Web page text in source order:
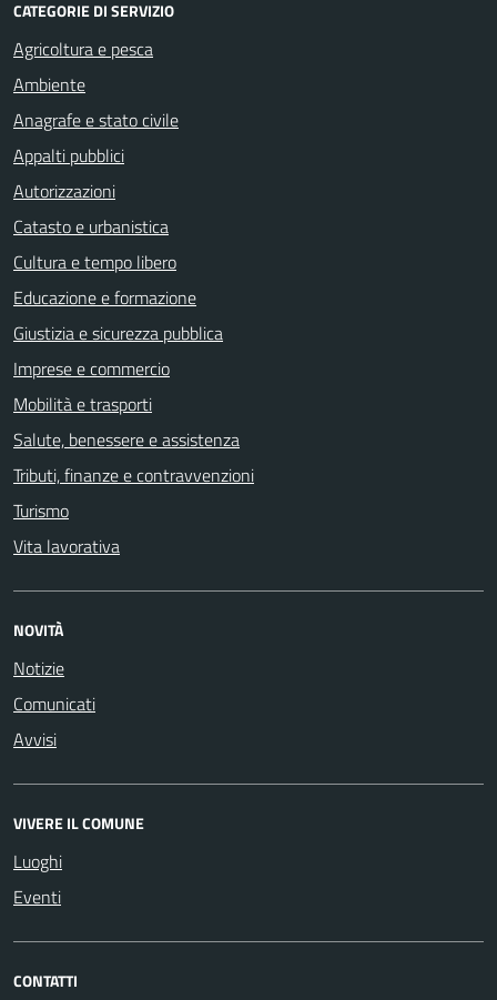
CATEGORIE DI SERVIZIO
Agricoltura e pesca
Ambiente
Anagrafe e stato civile
Appalti pubblici
Autorizzazioni
Catasto e urbanistica
Cultura e tempo libero
Educazione e formazione
Giustizia e sicurezza pubblica
Imprese e commercio
Mobilità e trasporti
Salute, benessere e assistenza
Tributi, finanze e contravvenzioni
Turismo
Vita lavorativa
NOVITÀ
Notizie
Comunicati
Avvisi
VIVERE IL COMUNE
Luoghi
Eventi
CONTATTI